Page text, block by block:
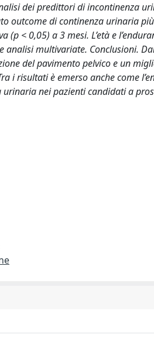
dei predittori di incontinenza
outcome di continenza urinaria
(p < 0,05) a 3 mesi. L’età e
analisi multivariate. Conclusioni.
del pavimento pelvico e un
i risultati è emerso anche come
nei pazienti candidati a